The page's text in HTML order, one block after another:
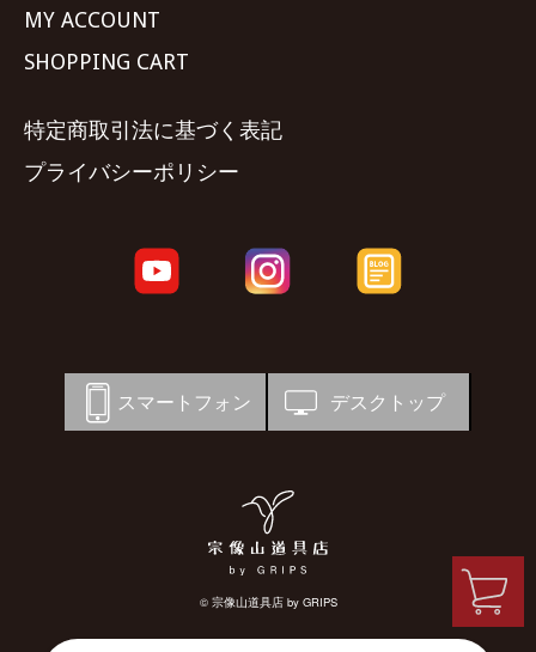
MY ACCOUNT
SHOPPING CART
特定商取引法に基づく表記
プライバシーポリシー
スマートフォン デスクトップ
© 宗像山道具店 by GRIPS